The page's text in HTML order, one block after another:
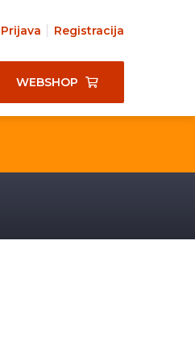
Prijava Registracija
WEBSHOP